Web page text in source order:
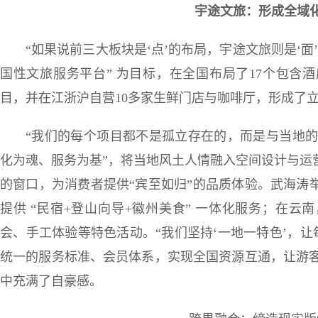
宇途文旅：形成全域
“如果说前三大板块是‘点’的布局，宇途文旅则是‘
国性文旅服务平台” 为目标，在全国布局了17个包含
目，并在江浙沪自营10多家生鲜门店与咖啡厅，形成了
“我们的每个项目都不是孤立存在的，而是与当地
化为魂、服务为基”，将当地风土人情融入空间设计与
的窗口，为消费者提供“宾至如归”的品质体验。武海
提供 “民宿+登山向导+徽州美食” 一体化服务；在云
会、手工体验等特色活动。“我们坚持‘一地一特色’，
统一的服务标准、会员体系，实现全国资源互通，让游
中充满了自豪感。